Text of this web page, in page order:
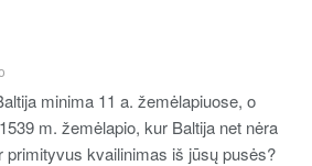
minima 11 a. žemėlapiuose, o
m. žemėlapio, kur Baltija net nėra
primityvus kvailinimas iš jūsų pusės?